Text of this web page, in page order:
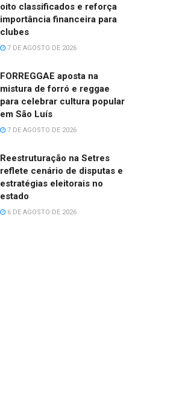
oito classificados e reforça
importância financeira para
clubes
7 DE AGOSTO DE 2026
FORREGGAE aposta na
mistura de forró e reggae
para celebrar cultura popular
em São Luís
7 DE AGOSTO DE 2026
Reestruturação na Setres
reflete cenário de disputas e
estratégias eleitorais no
estado
6 DE AGOSTO DE 2026